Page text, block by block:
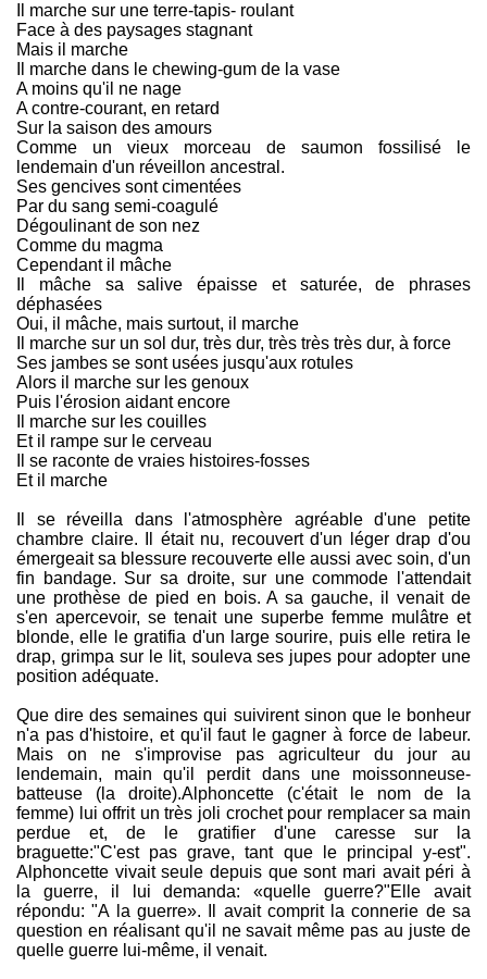
Il marche sur une terre-tapis- roulant
Face à des paysages stagnant
Mais il marche
Il marche dans le chewing-gum de la vase
A moins qu'il ne nage
A contre-courant, en retard
Sur la saison des amours
Comme un vieux morceau de saumon fossilisé le
lendemain d'un réveillon ancestral.
Ses gencives sont cimentées
Par du sang semi-coagulé
Dégoulinant de son nez
Comme du magma
Cependant il mâche
Il mâche sa salive épaisse et saturée, de phrases
déphasées
Oui, il mâche, mais surtout, il marche
Il marche sur un sol dur, très dur, très très très dur, à force
Ses jambes se sont usées jusqu'aux rotules
Alors il marche sur les genoux
Puis l'érosion aidant encore
Il marche sur les couilles
Et il rampe sur le cerveau
Il se raconte de vraies histoires-fosses
Et il marche
Il se réveilla dans l'atmosphère agréable d'une petite
chambre claire. Il était nu, recouvert d'un léger drap d'ou
émergeait sa blessure recouverte elle aussi avec soin, d'un
fin bandage. Sur sa droite, sur une commode l'attendait
une prothèse de pied en bois. A sa gauche, il venait de
s'en apercevoir, se tenait une superbe femme mulâtre et
blonde, elle le gratifia d'un large sourire, puis elle retira le
drap, grimpa sur le lit, souleva ses jupes pour adopter une
position adéquate.
Que dire des semaines qui suivirent sinon que le bonheur
n'a pas d'histoire, et qu'il faut le gagner à force de labeur.
Mais on ne s'improvise pas agriculteur du jour au
lendemain, main qu'il perdit dans une moissonneuse-
batteuse (la droite).Alphoncette (c'était le nom de la
femme) lui offrit un très joli crochet pour remplacer sa main
perdue et, de le gratifier d'une caresse sur la
braguette:"C'est pas grave, tant que le principal y-est".
Alphoncette vivait seule depuis que sont mari avait péri à
la guerre, il lui demanda: «quelle guerre?"Elle avait
répondu: "A la guerre». Il avait comprit la connerie de sa
question en réalisant qu'il ne savait même pas au juste de
quelle guerre lui-même, il venait.